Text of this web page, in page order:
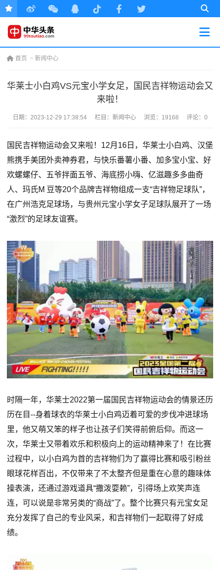
首页 > 新闻中心
华莱士小白鸡VS元宝小学女足，国民吉祥物运动会又
来啦！
日期： 2023-12-29 17:38:54 栏目： 新闻中心 浏览：19168 评论：0
国民吉祥物运动会又来啦！12月16日，华莱士小白鸡、汉堡
熊携手美团外卖神券君，与快乐番薯小番、加多宝小宝、好
欢螺螺仔、五爷拌面五爷、海底捞小嗨、亿滋趣多多曲奇
人、玛氏M 豆等20个品牌吉祥物组成一支“吉祥物足球队”，
在广州浩克足球场，与贵州元宝小学女子足球队展开了一场
“激烈”的足球友谊赛。
时隔一年，华莱士2022第一届国民吉祥物运动会的情景还历
历在目--身着球衣的华莱士小白鸡迈着可爱的步伐冲进球场
里，他又萌又笨的样子也让孩子们笑得前俯后仰。而这一
次，华莱士又带着欢乐和积极向上的运动精神来了！在比赛
过程中，以小白鸡为首的吉祥物们为了赢得比赛和吸引粉丝
眼球花样百出，不仅带来了不太整齐但是重在心意的趣味体
操表演，还通过游戏道具“撒泼耍赖”，引得场上欢笑声连
连，可以说是非常另类的“商战”了。整个比赛只有元宝女足
充分发挥了自己的专业风采，和吉祥物们一起取得了好成
绩。